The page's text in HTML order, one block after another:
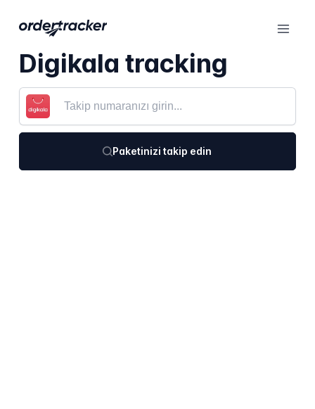
Digikala tracking
Paketinizi takip edin